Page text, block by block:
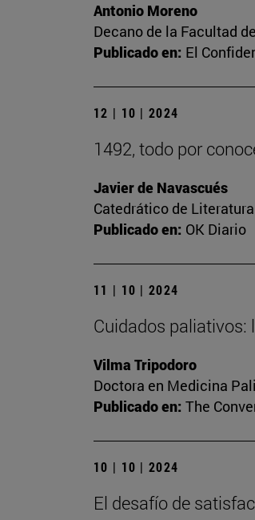
Antonio Moreno
Decano de la Facultad
Publicado en: El
12 | 10 | 2024
1492, todo por
Javier de Navascués
Catedrático de
Publicado en: OK Diario
11 | 10 | 2024
Cuidados paliativos:
Vilma Tripodoro
Doctora en Medicina
Publicado en: The
10 | 10 | 2024
El desafío de